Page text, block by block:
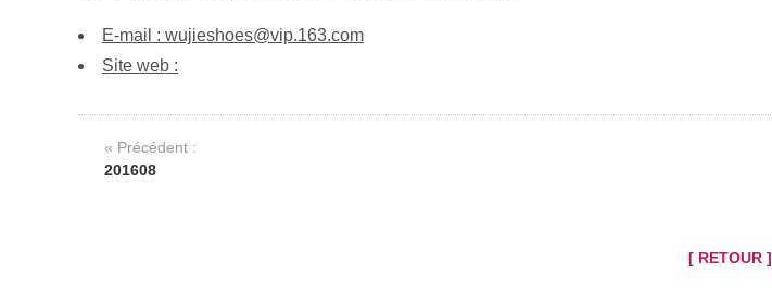
E-mail : wujieshoes@vip.163.com
Site web :
« Précédent :
201608
[ RETOUR ]